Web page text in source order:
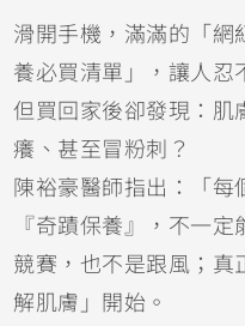
滑開手機，滿滿的「網
養必買清單」，讓人忍
但買回家後卻發現：肌
癢、甚至冒粉刺？
陳裕豪醫師指出：「每
『奇蹟保養』，不一
競賽，也不是跟風；真
解肌膚」開始。